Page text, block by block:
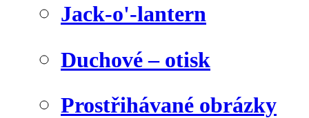
Jack-o'-lantern
Duchové – otisk
Prostřihávané obrázky